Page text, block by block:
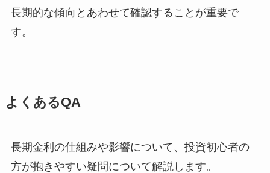
長期的な傾向とあわせて確認することが重要で
す。
よくあるQA
長期金利の仕組みや影響について、投資初心者の
方が抱きやすい疑問について解説します。